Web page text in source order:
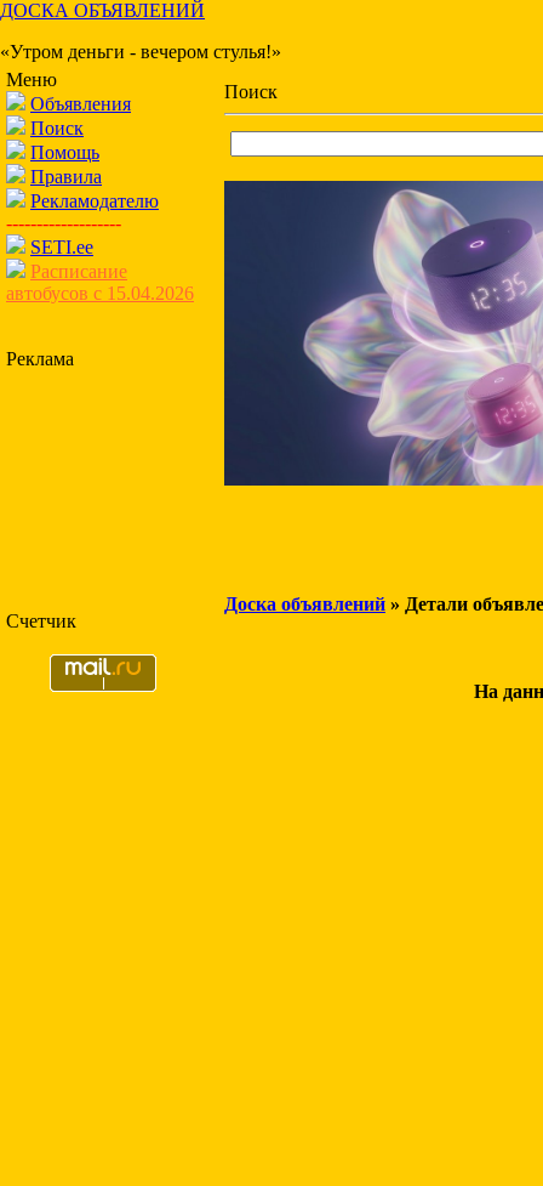
ДОСКА ОБЪЯВЛЕНИЙ
«Утром деньги - вечером стулья!»
Меню
Объявления
Поиск
Помощь
Правила
Рекламодателю
-------------------
SETI.ee
Расписание
автобусов с 15.04.2026
Реклама
Счетчик
Поиск
Доска объявлений » Детали
На